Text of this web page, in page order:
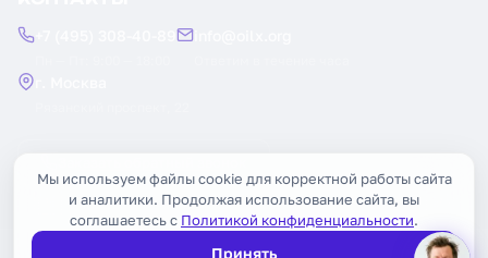
Мы используем файлы cookie для корректной работы сайта
и аналитики. Продолжая использование сайта, вы
соглашаетесь с Политикой конфиденциальности.
Принять